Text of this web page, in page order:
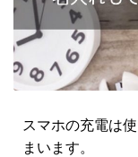
スマホの充電は
まいます。